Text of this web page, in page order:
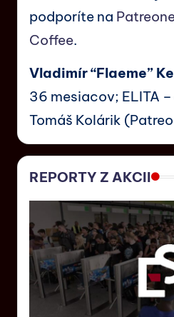
podporíte na
Coffee.
Vladimír “Flaeme”
36 mesiacov; ELITA
Tomáš Kolárik
REPORTY Z AKCII